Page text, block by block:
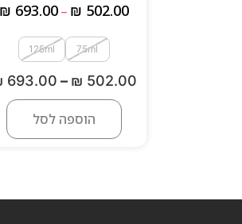
₪ 502.00
–
₪ 693.00
75ml
125ml
₪ 502.00
–
693.00
הוספה לסל